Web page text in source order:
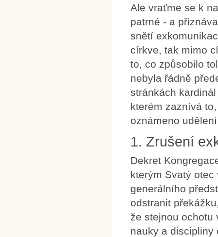
Ale vraťme se k
patrné - a
snětí
církve, tak mimo
to, co způsobilo
nebyla řádně
stránkách
kterém zaznívá
oznámeno
1. Zrušení
Dekret
kterým Svatý
generálního
odstranit
že stejnou ochotu
nauky a discipliny